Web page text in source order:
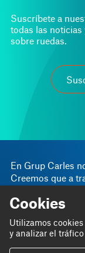
En Grup Carles
Creemos que a
Somos
Hacemos
Contribuimos
Suscríbete a
todas las noticias
sobre ruedas.
Cookies
Utilizamos
y analizar el